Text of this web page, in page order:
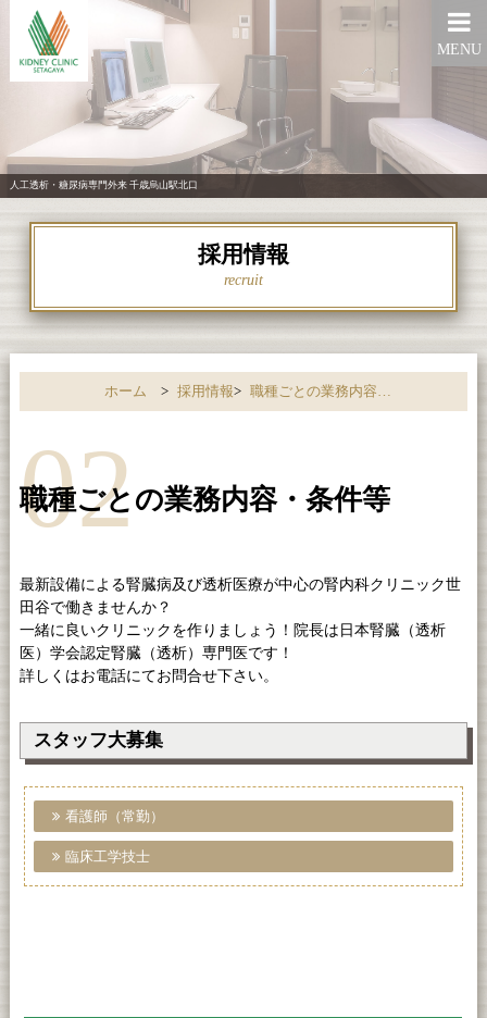
人工透析・糖尿病専門外来 千歳烏山駅北口
MENU
採用情報
recruit
ホーム > 採用情報> 職種ごとの業務内容・条件等
02
職種ごとの業務内容・条件等
最新設備による腎臓病及び透析医療が中心の腎内科クリニック世
田谷で働きませんか？
一緒に良いクリニックを作りましょう！院長は日本腎臓（透析
医）学会認定腎臓（透析）専門医です！
詳しくはお電話にてお問合せ下さい。
スタッフ大募集
看護師（常勤）
臨床工学技士